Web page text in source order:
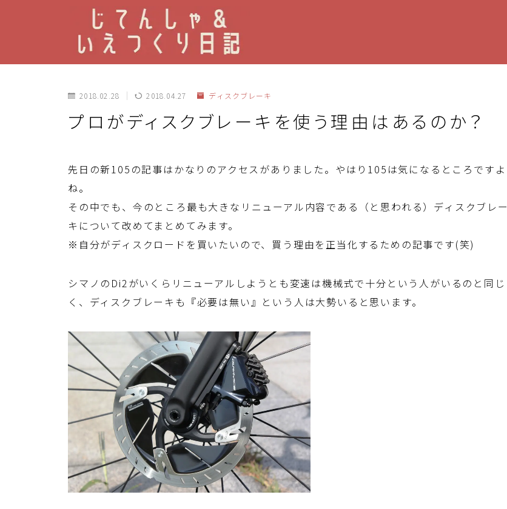
2018.02.28 2018.04.27 ディスクブレーキ
プロがディスクブレーキを使う理由はあるのか？
先日の新105の記事はかなりのアクセスがありました。やはり105は気になるところですよ
ね。
その中でも、今のところ最も大きなリニューアル内容である（と思われる）ディスクブレー
キについて改めてまとめてみます。
※自分がディスクロードを買いたいので、買う理由を正当化するための記事です(笑)
シマノのDi2がいくらリニューアルしようとも変速は機械式で十分という人がいるのと同じ
く、ディスクブレーキも『必要は無い』という人は大勢いると思います。